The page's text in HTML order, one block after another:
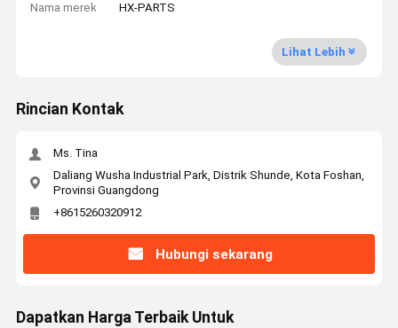
Nama merek HX-PARTS
Lihat Lebih
Rincian Kontak
Ms. Tina
Daliang Wusha Industrial Park, Distrik Shunde, Kota Foshan,
Provinsi Guangdong
+8615260320912
Hubungi sekarang
Dapatkan Harga Terbaik Untuk